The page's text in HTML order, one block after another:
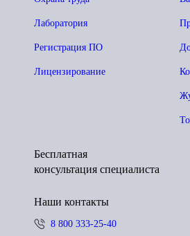
Лаборатория
Регистрация ПО
Лицензирование
Бесплатная
консультация специалиста
Наши контакты
8 800 333-25-40